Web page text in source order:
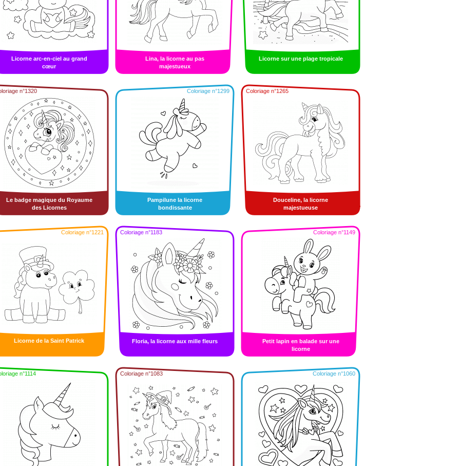
Licorne arc-en-ciel au grand
cœur
Lina, la licorne au pas
majestueux
Licorne sur une plage tropicale
n°1320
Le badge magique du Royaume
des Licornes
Coloriage n°1299
Pampilune la licorne
bondissante
Coloriage n°1265
Douceline, la licorne
majestueuse
Coloriage n°1221
Licorne de la Saint Patrick
Coloriage n°1183
Floria, la licorne aux mille fleurs
Coloriage n°1149
Petit lapin en balade sur une
licorne
n°1114 Coloriage n°1083 Coloriage n°1060